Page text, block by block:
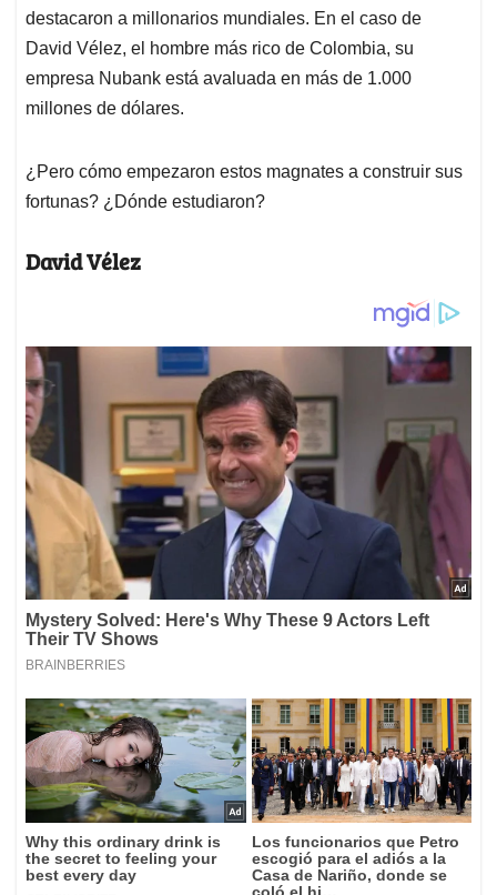
destacaron a millonarios mundiales. En el caso de
David Vélez, el hombre más rico de Colombia, su
empresa Nubank está avaluada en más de 1.000
millones de dólares.
¿Pero cómo empezaron estos magnates a construir sus
fortunas? ¿Dónde estudiaron?
David Vélez